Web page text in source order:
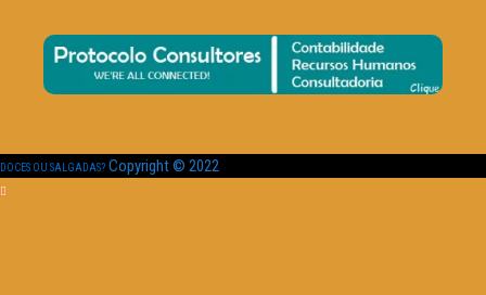
DOCES OU SALGADAS? Copyright © 2022